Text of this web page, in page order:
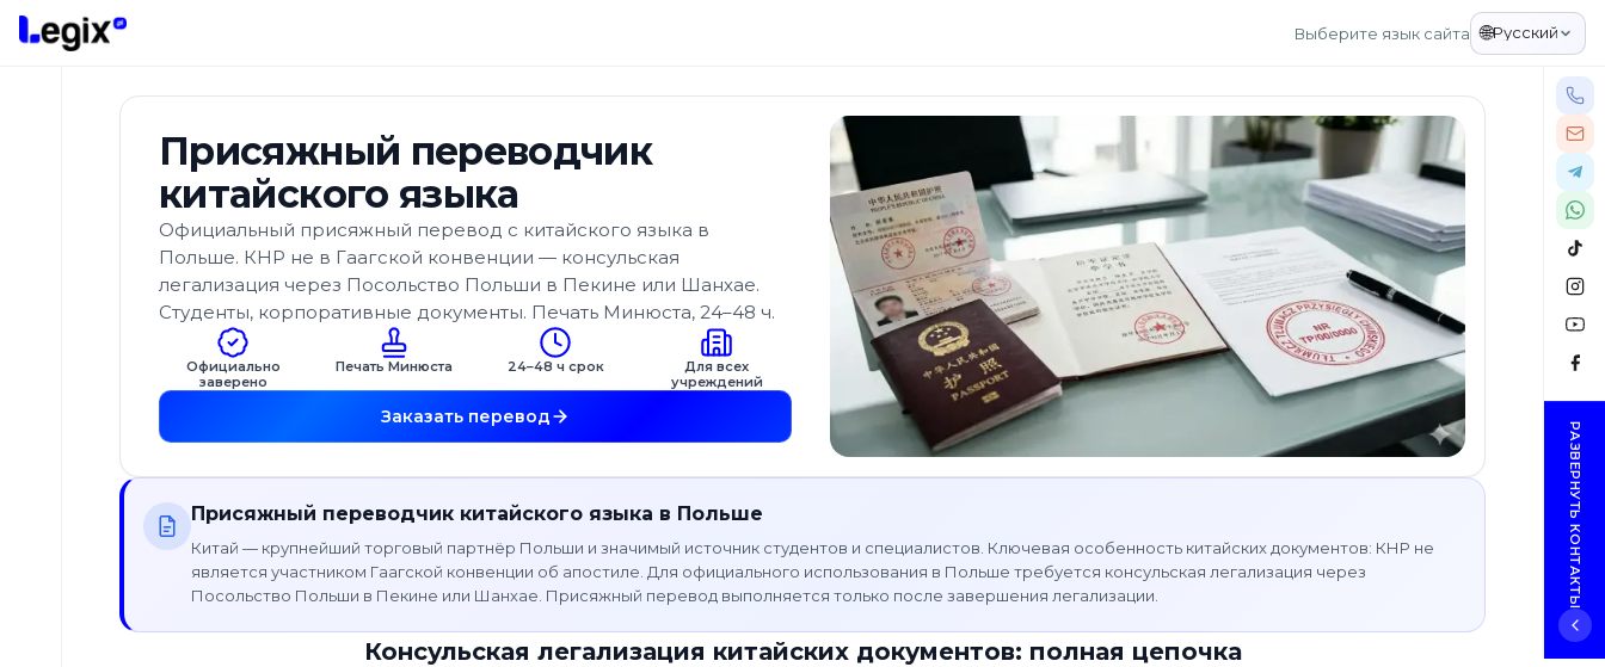
К основному содержимому
Выберите язык сайта 🌐Русский
Апостилирование
документов
Составление
Оформление
Присяжный переводчик
китайского языка
Официальный присяжный перевод с китайского языка в
Польше. КНР не в Гаагской конвенции — консульская
легализация через Посольство Польши в Пекине или Шанхае.
Студенты, корпоративные документы. Печать Минюста, 24–48 ч.
Официально
заверено
Печать Минюста 24–48 ч срок
Для всех
учреждений
Заказать перевод
Присяжный переводчик китайского языка в Польше
Китай — крупнейший торговый партнёр Польши и значимый источник студентов и специалистов. Ключевая особенность китайских документов: КНР не
является участником Гаагской конвенции об апостиле. Для официального использования в Польше требуется консульская легализация через
Посольство Польши в Пекине или Шанхае. Присяжный перевод выполняется только после завершения легализации.
Консульская легализация китайских документов: полная цепочка
РАЗВЕРНУТЬ КОНТАКТЫ